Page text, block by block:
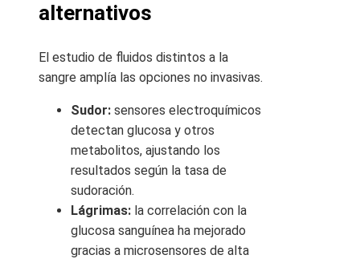
alternativos
El estudio de fluidos distintos a la
sangre amplía las opciones no invasivas.
Sudor: sensores electroquímicos
detectan glucosa y otros
metabolitos, ajustando los
resultados según la tasa de
sudoración.
Lágrimas: la correlación con la
glucosa sanguínea ha mejorado
gracias a microsensores de alta